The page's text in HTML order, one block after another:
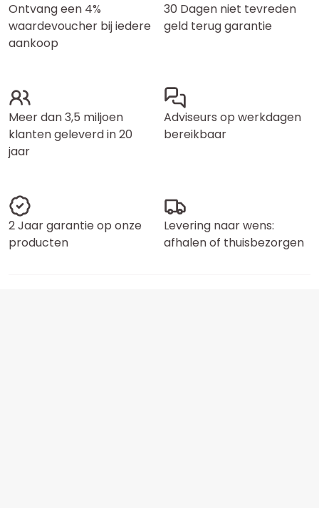
Ontvang een 4%
waardevoucher bij iedere
aankoop
30 Dagen niet tevreden
geld terug garantie
Meer dan 3,5 miljoen
klanten geleverd in 20
jaar
Adviseurs op werkdagen
bereikbaar
2 Jaar garantie op onze
producten
Levering naar wens:
afhalen of thuisbezorgen